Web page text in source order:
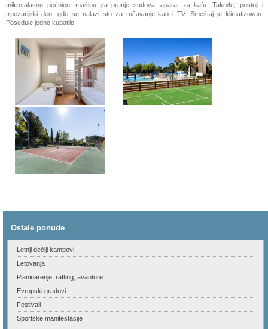
mikrotalasnu pećnicu, mašinu za pranje sudova, aparat za kafu. Takođe, postoji i
trpezarijski deo, gde se nalazi sto za ručavanje kao i TV. Smeštaj je klimatizovan.
Poseduje jedno kupatilo.
Ostale ponude
Letnji dečiji kampovi
Letovanja
Planinarenje, rafting, avanture...
Evropski gradovi
Festivali
Sportske manifestacije